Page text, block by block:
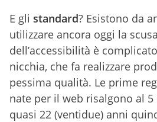
E gli standard? Esistono da
utilizzare ancora oggi la
dell’accessibilità è
nicchia, che fa realizzare
pessima qualità. Le prime
nate per il web risalgono al 5
quasi 22 (ventidue) anni